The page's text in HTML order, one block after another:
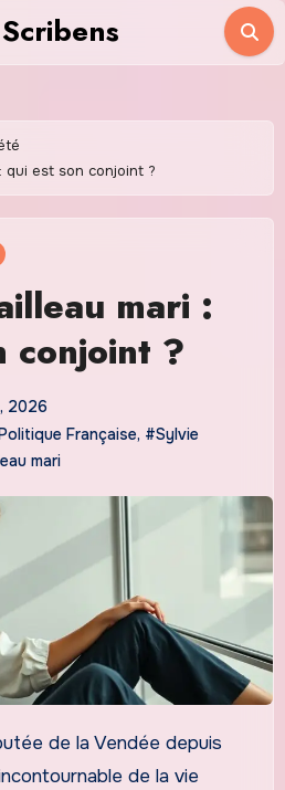
qui est son conjoint ?
mari :
conjoint ?
2026
Française, #Sylvie
mari
de la vie